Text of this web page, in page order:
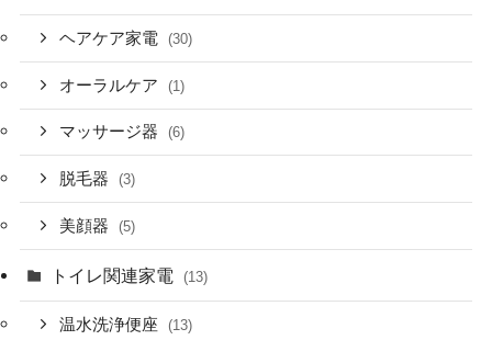
ヘアケア家電 (30)
オーラルケア (1)
マッサージ器 (6)
脱毛器 (3)
美顔器 (5)
トイレ関連家電 (13)
温水洗浄便座 (13)